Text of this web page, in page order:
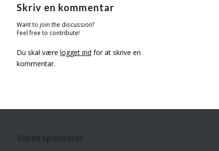
Skriv en kommentar
Want to join the discussion?
Feel free to contribute!
Du skal være logget ind for at skrive en
kommentar.
Vores sponsorer